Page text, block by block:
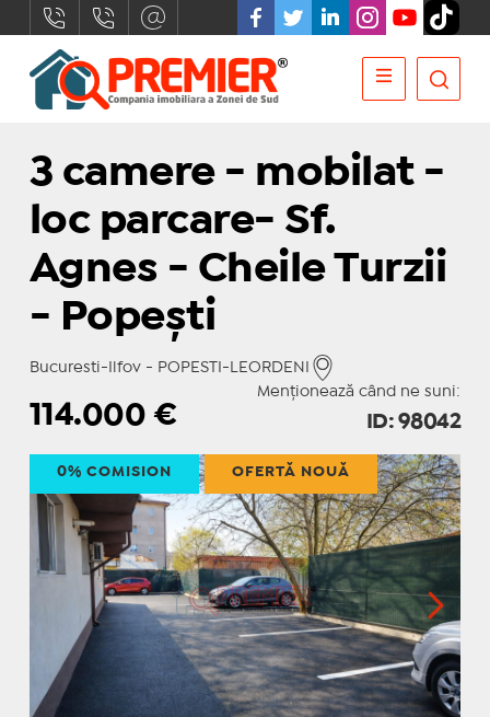
3 camere - mobilat -
loc parcare- Sf.
Agnes - Cheile Turzii
- Popești
Bucuresti-Ilfov - POPESTI-LEORDENI
Menționează când ne suni:
114.000 € ID: 98042
0% COMISION OFERTĂ NOUĂ